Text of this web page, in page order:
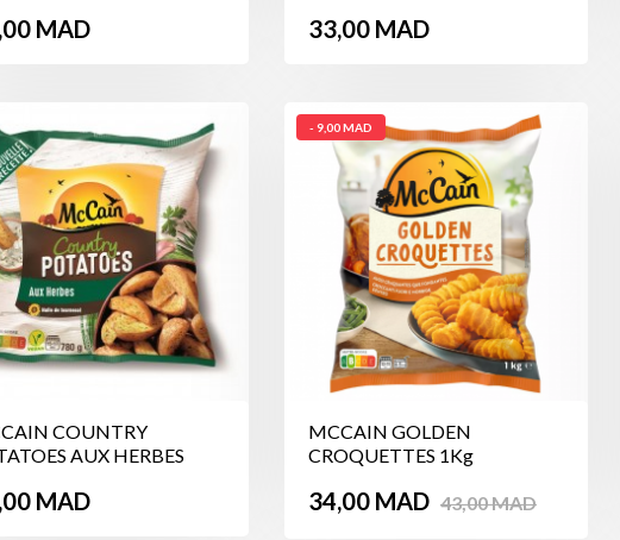
MAD Prix
33,00 MAD
COUNTRY
AUX HERBES
MAD
MCCAIN GOLDEN
CROQUETTES 1Kg
Prix
34,00 MAD Prix
43,00 MAD
- 9,00 MAD